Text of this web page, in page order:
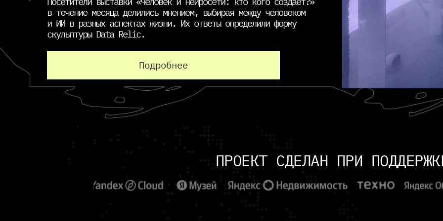
в течение месяца делились мнением, выбирая между человеком
и ИИ в разных аспектах жизни. Их ответы определили форму
скульптуры Data Relic.
Подробнее
ПРОЕКТ СДЕЛАН ПРИ